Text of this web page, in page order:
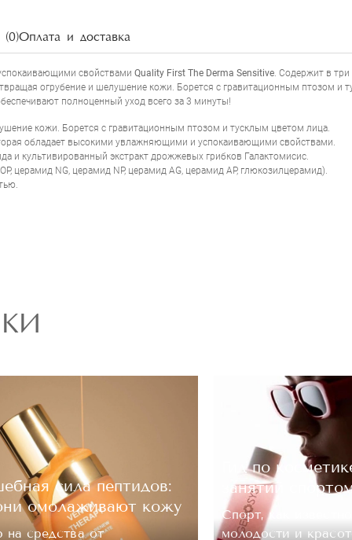
(0)Оплата и доставка
свойствами Quality First The Derma Sensitive . Содержит в
огрубение и шелушение кожи. Борется с гравитационным птозом и
полноценный уход всего за 3 минуты!
кожи. Борется с гравитационным птозом и тусклым цветом лица.
обладает высокими увлажняющими и успокаивающими свойствами.
и культивированный экстракт дрожжевых грибков Галактомисис.
церамид NG, церамид NP, церамид AG, церамид AP, глюкозилцерамид).
сила пептидов:
омолаживают кожу
на средства от
Гид по
занятий
Спорт, как
молодости и